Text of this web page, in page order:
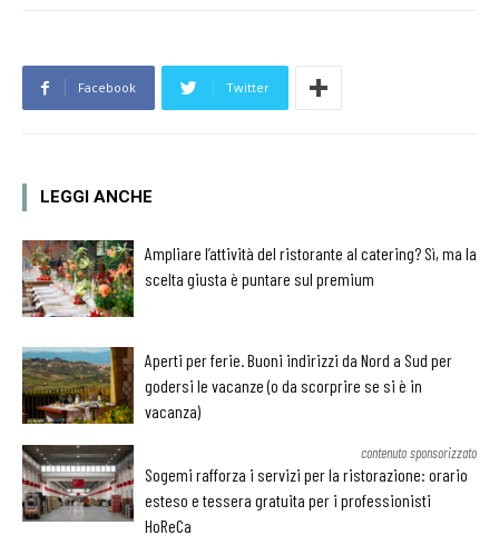
Facebook Twitter
LEGGI ANCHE
Ampliare l’attività del ristorante al catering? Sì, ma la
scelta giusta è puntare sul premium
Aperti per ferie. Buoni indirizzi da Nord a Sud per
godersi le vacanze (o da scorprire se si è in
vacanza)
contenuto sponsorizzato
Sogemi rafforza i servizi per la ristorazione: orario
esteso e tessera gratuita per i professionisti
HoReCa